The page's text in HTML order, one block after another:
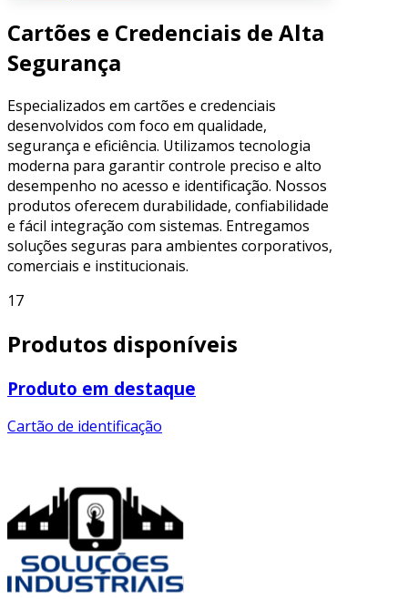
Cartões e Credenciais de Alta
Segurança
Especializados em cartões e credenciais
desenvolvidos com foco em qualidade,
segurança e eficiência. Utilizamos tecnologia
moderna para garantir controle preciso e alto
desempenho no acesso e identificação. Nossos
produtos oferecem durabilidade, confiabilidade
e fácil integração com sistemas. Entregamos
soluções seguras para ambientes corporativos,
comerciais e institucionais.
17
Produtos disponíveis
Produto em destaque
Cartão de identificação